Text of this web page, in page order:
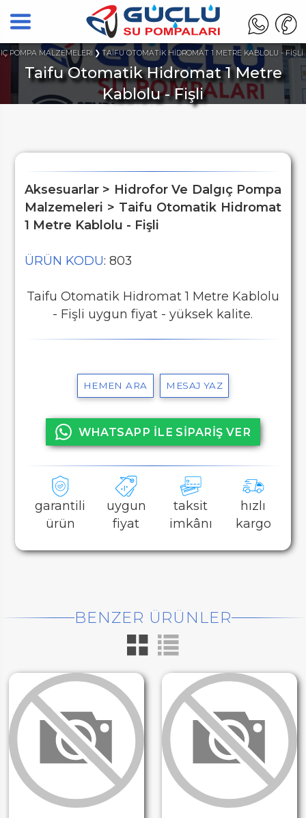
POMPA MALZEMELERİ TAİFU OTOMATİK HİDROMAT 1 METRE KABLOLU - FİŞLİ
Taifu Otomatik Hidromat 1 Metre
Kablolu - Fişli
Aksesuarlar > Hidrofor Ve Dalgıç Pompa
Malzemeleri > Taifu Otomatik Hidromat
1 Metre Kablolu - Fişli
ÜRÜN KODU: 803
Taifu Otomatik Hidromat 1 Metre Kablolu
- Fişli uygun fiyat - yüksek kalite.
HEMEN ARA MESAJ YAZ
WHATSAPP İLE SİPARİŞ VER
garantili
ürün
uygun
fiyat
taksit
imkânı
hızlı
kargo
BENZER ÜRÜNLER